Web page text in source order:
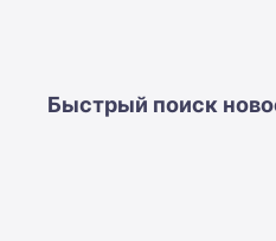
Быстрый поиск